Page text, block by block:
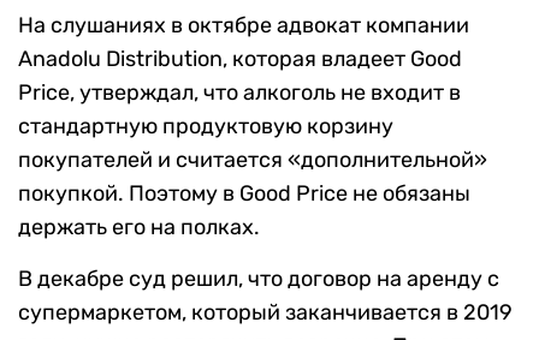
На слушаниях в октябре адвокат компании
Anadolu Distribution, которая владеет Good
Price, утверждал, что алкоголь не входит в
стандартную продуктовую корзину
покупателей и считается «дополнительной»
покупкой. Поэтому в Good Price не обязаны
держать его на полках.
В декабре суд решил, что договор на аренду с
супермаркетом, который заканчивается в 2019